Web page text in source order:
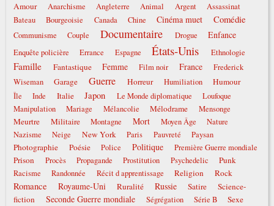
Amour Anarchisme Angleterre Animal Argent
Assassinat
Bateau
Bourgeoisie Canada Chine Cinéma muet Comédie
Communisme Couple Documentaire Drogue Enfance
Enquête policière Errance Espagne États-Unis Ethnologie
Famille Fantastique Femme Film noir France
Frederick
Wiseman
Garage Guerre Horreur Humiliation Humour
Île Inde Italie Japon Le Monde diplomatique
Loufoque
Manipulation
Mariage Mélancolie Mélodrame Mensonge
Meurtre Militaire Montagne Mort Moyen Âge
Nature
Nazisme
Neige New York Paris Pauvreté Paysan
Photographie Poésie Police Politique Première Guerre mondiale
Prison Procès Propagande Prostitution Psychedelic Punk
Racisme Randonnée Récit d apprentissage Religion Rock
Romance Royaume-Uni Ruralité Russie Satire
Science-
fiction
Seconde Guerre mondiale Ségrégation Série B
Sexe